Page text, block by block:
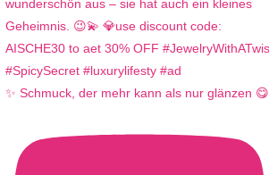
✨ Schmuck, der mehr kann als nur glänzen 😋